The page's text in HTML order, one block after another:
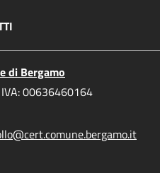
di Bergamo
00636460164